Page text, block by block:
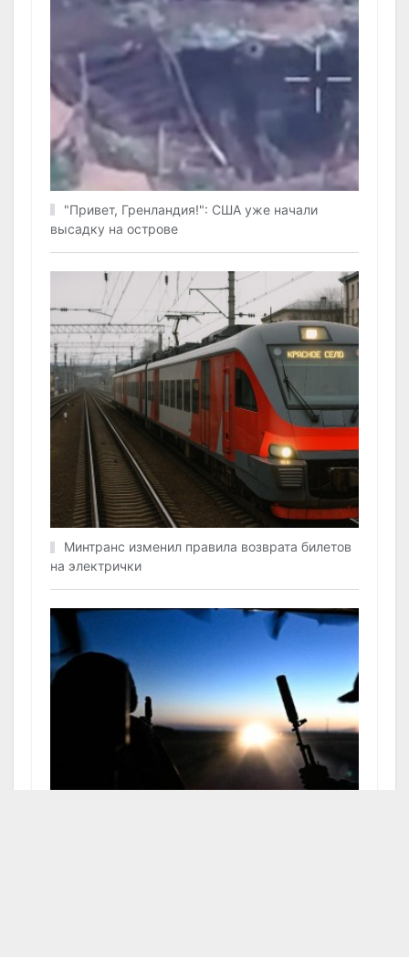
"Привет, Гренландия!": США уже начали
высадку на острове
Минтранс изменил правила возврата билетов
на электрички